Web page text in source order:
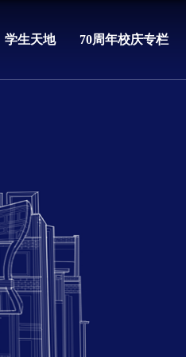
学生天地 70周年校庆专栏